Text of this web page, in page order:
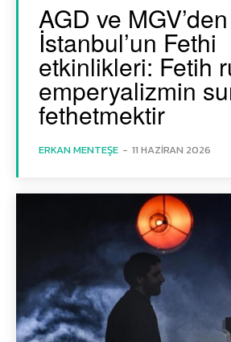
AGD ve MGV’den
İstanbul’un Fethi
etkinlikleri: Fetih
emperyalizmin
fethetmektir
ERKAN MENTEŞE - 11 HAZIRAN 2026